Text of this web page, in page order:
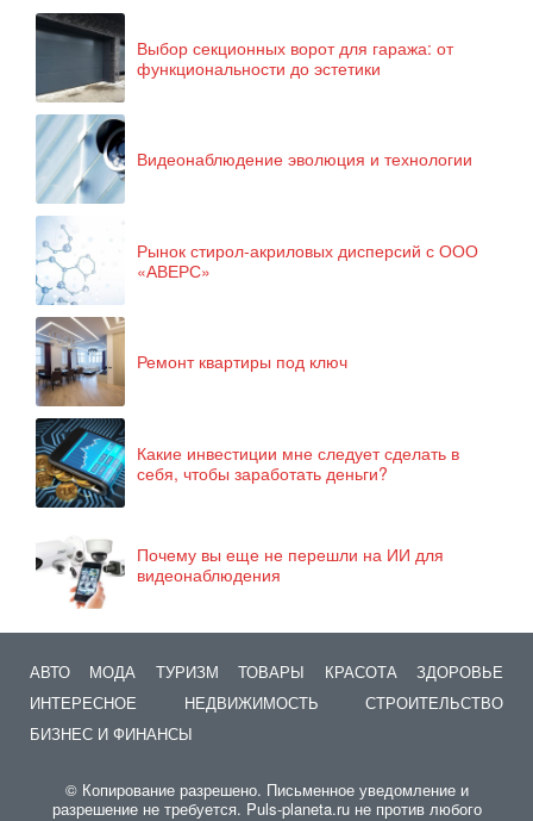
Выбор секционных ворот для гаража: от
функциональности до эстетики
Видеонаблюдение эволюция и технологии
Рынок стирол-акриловых дисперсий с ООО
«АВЕРС»
Ремонт квартиры под ключ
Какие инвестиции мне следует сделать в
себя, чтобы заработать деньги?
Почему вы еще не перешли на ИИ для
видеонаблюдения
АВТО МОДА ТУРИЗМ ТОВАРЫ КРАСОТА
ЗДОРОВЬЕ
ИНТЕРЕСНОЕ
НЕДВИЖИМОСТЬ
СТРОИТЕЛЬСТВО
БИЗНЕС И ФИНАНСЫ
© Копирование разрешено. Письменное уведомление и
разрешение не требуется. Puls-planeta.ru не против любого